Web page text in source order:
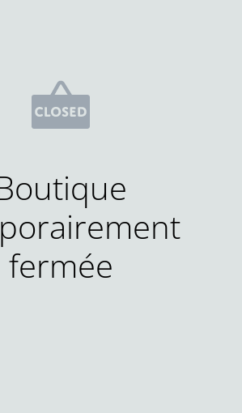
fermée